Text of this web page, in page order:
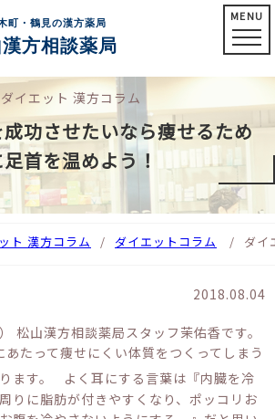
町・鶴見の漢方薬局
方相談薬局
MENU
ダイエット 漢方コラム
功させたいなら痩せるため
首を温めよう！
ト 漢方コラム ダイエットコラム ダイ
2018.08.04
松山漢方相談薬局スタッフ茉佑香です。
たって痩せにくい体質をつくってしまう
ます。 よく耳にする言葉は『内臓を冷
りに脂肪が付きやすくなり、ポッコリお